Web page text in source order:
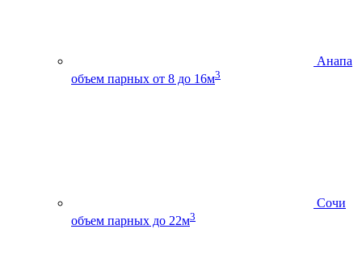
Анапа
объем парных от 8 до 16м3
Сочи
объем парных до 22м3